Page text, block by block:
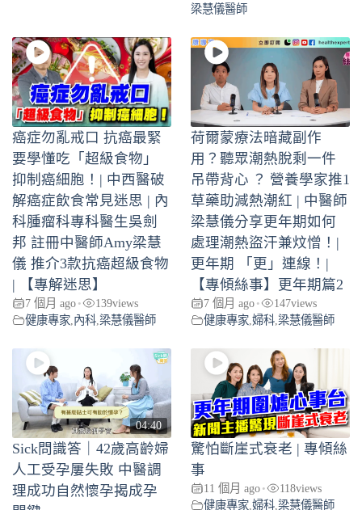
梁慧儀醫師
癌症勿亂戒口 抗癌最緊
要學懂吃「超級食物」
抑制癌細胞！| 中西醫破
解癌症飲食常見迷思 | 內
科腫瘤科專科醫生吳劍
邦 註冊中醫師Amy梁慧
儀 推介3款抗癌超級食物
| 【專解迷思】
7 個月 ago • 139views
健康專家 內科 梁慧儀醫師
荷爾蒙療法暗藏副作
用？聽眾潮熱脫剩一件
吊帶背心 ？ 營養學家推1
草藥助減熱潮紅 | 中醫師
梁慧儀分享更年期如何
處理潮熱盜汗兼炆憎！|
更年期 「更」連線！|
【專傾絲事】更年期篇2
7 個月 ago • 147views
健康專家 婦科 梁慧儀醫師
04:40
Sick問識答｜42歲高齡婦
人工受孕屢失敗 中醫調
理成功自然懷孕揭成孕
驚怕斷崖式衰老 | 專傾絲
事
11 個月 ago • 118views
健康專家 婦科 梁慧儀醫師